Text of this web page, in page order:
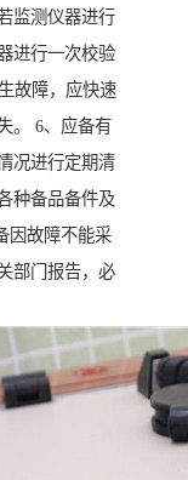
监测仪器进行
进行一次校验
故障，应快速
。 6、应备有
况进行定期清
种备品备件及
因故障不能采
部门报告，必